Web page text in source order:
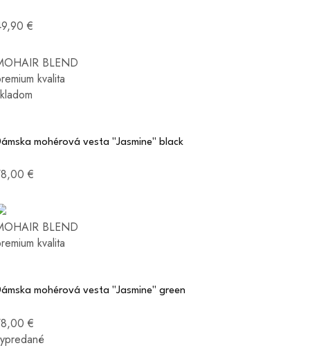
€
BLEND
kvalita
mohérová vesta "Jasmine" black
€
BLEND
kvalita
mohérová vesta "Jasmine" green
€